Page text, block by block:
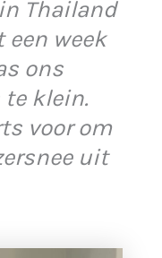
Thailand
week
ons
klein.
voor om
uit